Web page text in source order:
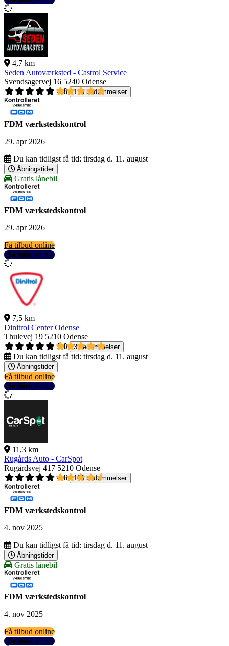
4,7 km
Seden Autoværksted - Castrol Service
Svendsagervej 16 5240 Odense
4,8
110 bedømmelser
FDM værkstedskontrol
29. apr 2026
Du kan tidligst få tid: tirsdag d. 11. august
Åbningstider
Gratis lånebil
FDM værkstedskontrol
29. apr 2026
Få tilbud online
Se detaljer
7,5 km
Dinitrol Center Odense
Thulevej 19 5210 Odense
5,0
3 bedømmelser
Du kan tidligst få tid: tirsdag d. 11. august
Åbningstider
Få tilbud online
Se detaljer
11,3 km
Rugårds Auto - CarSpot
Rugårdsvej 417 5210 Odense
4,6
109 bedømmelser
FDM værkstedskontrol
4. nov 2025
Du kan tidligst få tid: tirsdag d. 11. august
Åbningstider
Gratis lånebil
FDM værkstedskontrol
4. nov 2025
Få tilbud online
Se detaljer